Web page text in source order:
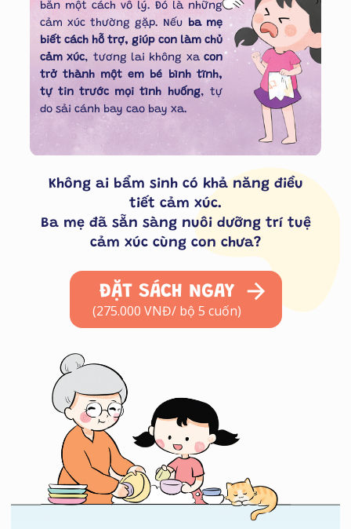
Không ai bẩm sinh có khả năng điều
tiết cảm xúc.
Ba mẹ đã sẵn sàng nuôi dưỡng trí tuệ
cảm xúc cùng con chưa?
ĐẶT SÁCH NGAY
(275.000 VNĐ/ bộ 5 cuốn)
bẳn một cách vô lý. Đó là những
cảm xúc thường gặp. Nếu ba mẹ
biết cách hỗ trợ, giúp con làm chủ
cảm xúc, tương lai không xa con
trở thành một em bé bình tĩnh,
tự tin trước mọi tình huống, tự
do sải cánh bay cao bay xa.